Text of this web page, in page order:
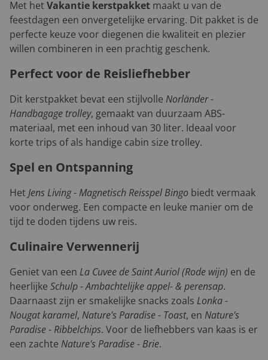
Met hetVakantie kerstpakket maakt u van de
feestdagen een onvergetelijke ervaring. Dit pakket is de
perfecte keuze voor diegenen die kwaliteit en plezier
willen combineren in een prachtig geschenk.
Perfect voor de Reisliefhebber
Dit kerstpakket bevat een stijlvolle Norländer -
Handbagage trolley, gemaakt van duurzaam ABS-
materiaal, met een inhoud van 30 liter. Ideaal voor
korte trips of als handige cabin size trolley.
Spel en Ontspanning
HetJens Living - Magnetisch Reisspel Bingo biedt vermaak
voor onderweg. Een compacte en leuke manier om de
tijd te doden tijdens uw reis.
Culinaire Verwennerij
Geniet van een La Cuvee de Saint Auriol (Rode wijn) en de
heerlijke Schulp - Ambachtelijke appel- & perensap.
Daarnaast zijn er smakelijke snacks zoals Lonka -
Nougat karamel, Nature's Paradise - Toast, en Nature's
Paradise - Ribbelchips. Voor de liefhebbers van kaas is er
een zachte Nature's Paradise - Brie.